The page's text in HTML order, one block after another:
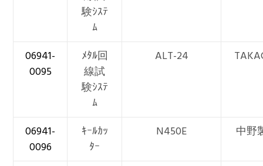
験ｼｽﾃ
ﾑ
06941-
0095
ﾒﾀﾙ回
線試
験ｼｽﾃ
ﾑ
ALT-24
06941-
0096
ｷｰﾙｶｯ
ﾀｰ
N450E 中野